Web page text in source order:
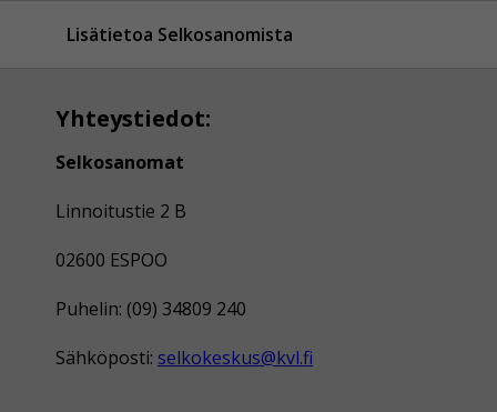
Lisätietoa Selkosanomista
Yhteystiedot:
Selkosanomat
Linnoitustie 2 B
02600 ESPOO
Puhelin: (09) 34809 240
Sähköposti: selkokeskus@kvl.fi